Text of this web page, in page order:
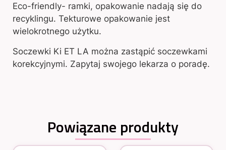
Eco-friendly- ramki, opakowanie nadają się do
recyklingu. Tekturowe opakowanie jest
wielokrotnego użytku.
Soczewki Ki ET LA można zastąpić soczewkami
korekcyjnymi. Zapytaj swojego lekarza o poradę.
Powiązane produkty